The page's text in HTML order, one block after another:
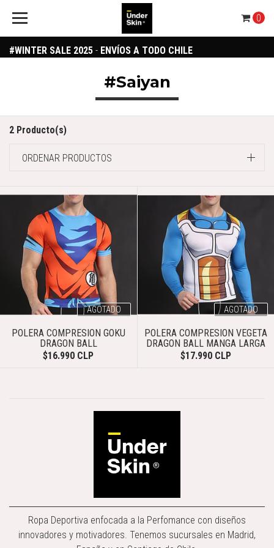
#WINTER SALE 2025 - ENVÍOS A TODO CHILE
0
#Saiyan
2 Producto(s)
ORDENAR PRODUCTOS
AGOTADO
POLERA COMPRESION GOKU
DRAGON BALL
$16.990 CLP
AGOTADO
POLERA COMPRESION VEGETA
DRAGON BALL MANGA LARGA
$17.990 CLP
Ropa Deportiva enfocada a la Perfomance con diseños
innovadores y motivadores. Tenemos sucursales en Madrid,